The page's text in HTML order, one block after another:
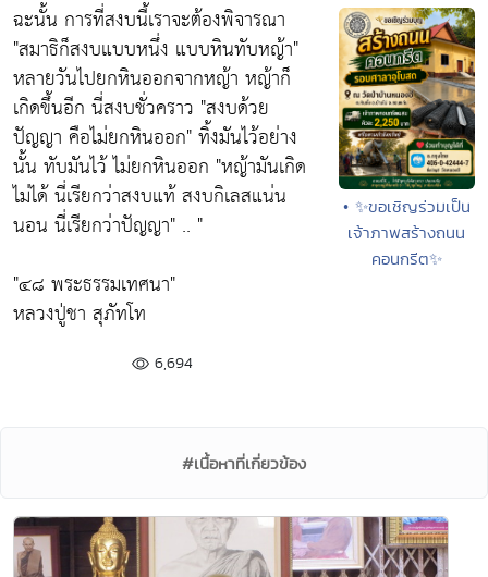
ฉะนั้น การที่สงบนี้เราจะต้องพิจารณา
"สมาธิก็สงบแบบหนึ่ง แบบหินทับหญ้า"
หลายวันไปยกหินออกจากหญ้า หญ้าก็
เกิดขึ้นอีก นี่สงบชั่วคราว "สงบด้วย
ปัญญา คือไม่ยกหินออก"ทิ้งมันไว้อย่าง
นั้น ทับมันไว้ ไม่ยกหินออก "หญ้ามันเกิด
ไม่ได้ นี่เรียกว่าสงบแท้ สงบกิเลสแน่น
นอน นี่เรียกว่าปัญญา" .. "
"๔๘ พระธรรมเทศนา"
หลวงปู่ชา สุภัทโท
6,694
• ✨ขอเชิญร่วมเป็น
เจ้าภาพสร้างถนน
คอนกรีต✨
#เนื้อหาที่เกี่ยวข้อง